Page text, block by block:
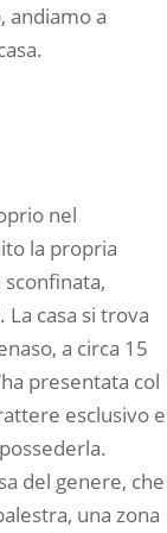
andiamo a
nel
la propria
casa si trova
a circa 15
presentata col
esclusivo e
del genere, che
una zona